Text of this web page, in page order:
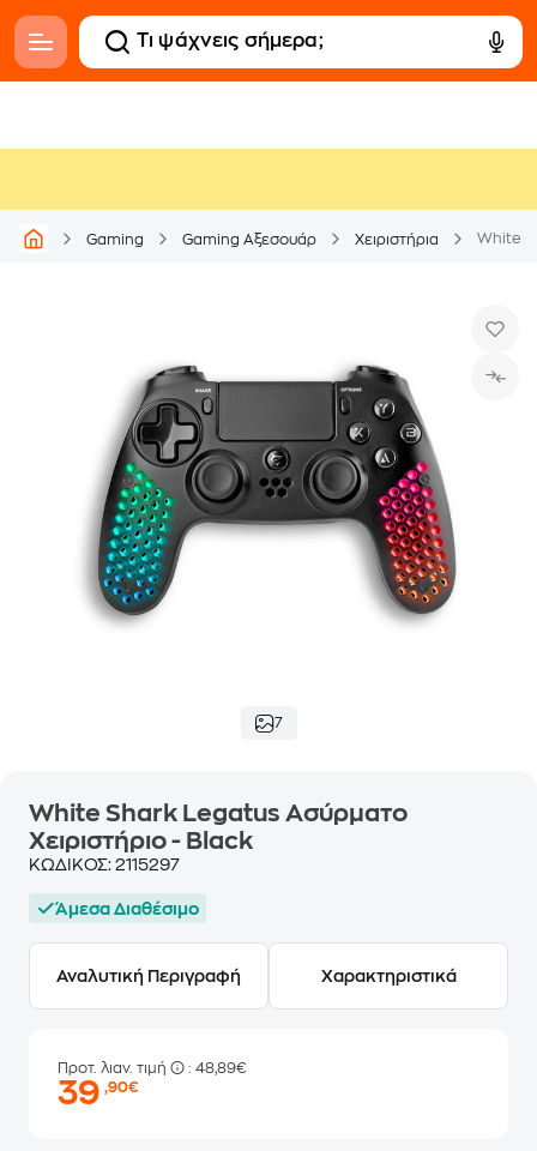
Gaming Gaming Αξεσουάρ Χειριστήρια White
7
White Shark Legatus Ασύρματο
Χειριστήριο - Black
ΚΩΔΙΚΟΣ: 2115297
Άμεσα Διαθέσιμο
Αναλυτική Περιγραφή Χαρακτηριστικά
Προτ. λιαν. τιμή : 48,89€
39,90€